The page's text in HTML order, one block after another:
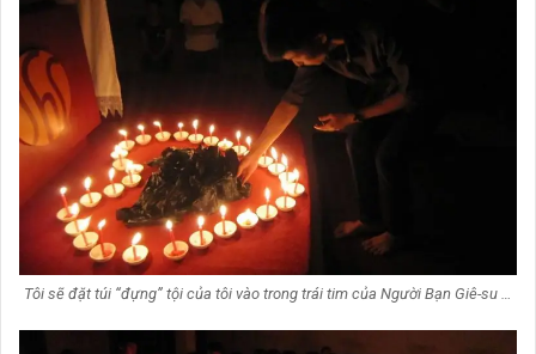
Tôi sẽ đặt túi “đựng” tội của tôi vào trong trái tim của Người Bạn Giê-su …